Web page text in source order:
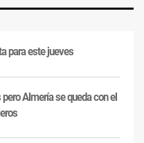
para este jueves
Almería se queda con el